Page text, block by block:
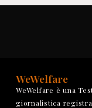
WeWelfare
WeWelfare è una
giornalistica